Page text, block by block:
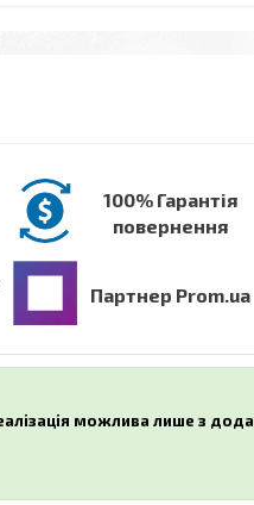
100% Гарантія
повернення
Партнер Prom.ua
можлива лише з